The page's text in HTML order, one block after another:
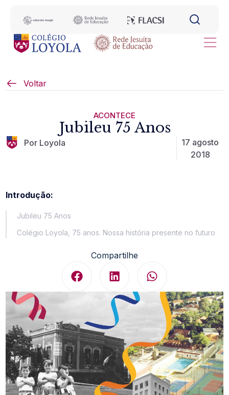
Voltar
ACONTECE
Jubileu 75 Anos
Por Loyola
17 agosto
2018
Introdução:
Jubileu 75 Anos
Colégio Loyola, 75 anos. Nossa história presente no futuro
Compartilhe